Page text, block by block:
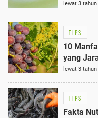
lewat 3
TIPS
10
yang
lewat 3
TIPS
Fakta